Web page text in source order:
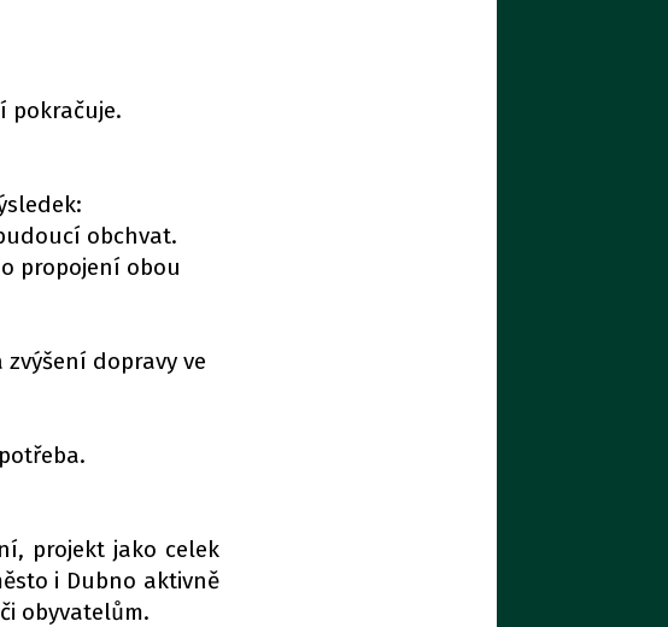
pokračuje.
obchvat.
propojení obou
dopravy ve
projekt jako celek
i Dubno aktivně
obyvatelům.